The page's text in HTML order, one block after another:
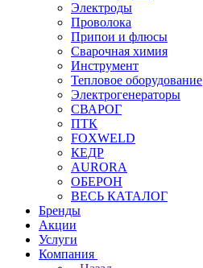
Электроды
Проволока
Припои и флюсы
Сварочная химия
Инструмент
Тепловое оборудование
Электрогенераторы
СВАРОГ
ПТК
FOXWELD
КЕДР
AURORA
ОБЕРОН
ВЕСЬ КАТАЛОГ
Бренды
Акции
Услуги
Компания